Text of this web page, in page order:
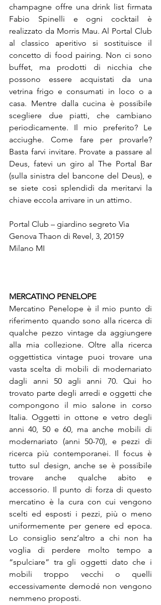
champagne offre una drink list firmata
Fabio Spinelli e ogni cocktail è
realizzato da Morris Mau. Al Portal Club
al classico aperitivo si sostituisce il
concetto di food pairing. Non ci sono
buffet, ma prodotti di nicchia che
possono essere acquistati da una
vetrina frigo e consumati in loco o a
casa. Mentre dalla cucina è possibile
scegliere due piatti, che cambiano
periodicamente. Il mio preferito? Le
acciughe. Come fare per provarle?
Basta farvi invitare. Provate a passare al
Deus, fatevi un giro al The Portal Bar
(sulla sinistra del bancone del Deus), e
se siete così splendidi da meritarvi la
chiave eccola arrivare in un attimo.
Portal Club – giardino segreto Via
Genova Thaon di Revel, 3, 20159
Milano MI
MERCATINO PENELOPE
Mercatino Penelope è il mio punto di
riferimento quando sono alla ricerca di
qualche pezzo vintage da aggiungere
alla mia collezione. Oltre alla ricerca
oggettistica vintage puoi trovare una
vasta scelta di mobili di modernariato
dagli anni 50 agli anni 70. Qui ho
trovato parte degli arredi e oggetti che
compongono il mio salone in corso
Italia. Oggetti in ottone e vetro degli
anni 40, 50 e 60, ma anche mobili di
modernariato (anni 50-70), e pezzi di
ricerca più contemporanei. Il focus è
tutto sul design, anche se è possibile
trovare anche qualche abito e
accessorio. Il punto di forza di questo
mercatino è la cura con cui vengono
scelti ed esposti i pezzi, più o meno
uniformemente per genere ed epoca.
Lo consiglio senz’altro a chi non ha
voglia di perdere molto tempo a
“spulciare” tra gli oggetti dato che i
mobili troppo vecchi o quelli
eccessivamente demodé non vengono
nemmeno proposti.